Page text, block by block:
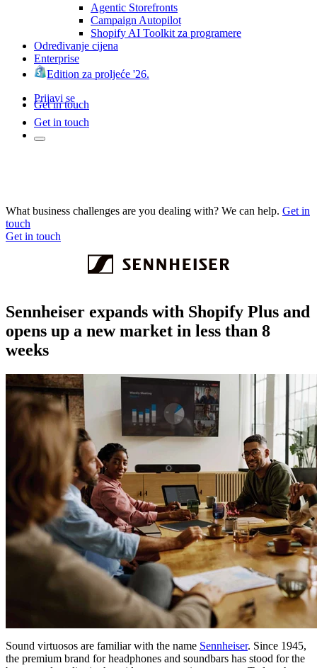
Agentic Storefronts
Campaign Autopilot
Shopify AI Toolkit za programere
Određivanje cijena
Enterprise
Edition za proljeće '26.
Prijavi se
Get in touch
Get in touch
What business challenges are you dealing with? We can help. Get in
touch
Get in touch
Sennheiser expands with Shopify Plus and
opens up a new market in less than 8
weeks
Sound virtuosos are familiar with the name Sennheiser. Since 1945,
the premium brand for headphones and soundbars has stood for the